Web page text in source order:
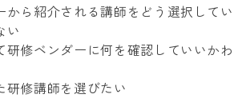
から紹介される講師をどう選択してい
い
研修ベンダーに何を確認していいかわ
研修講師を選びたい